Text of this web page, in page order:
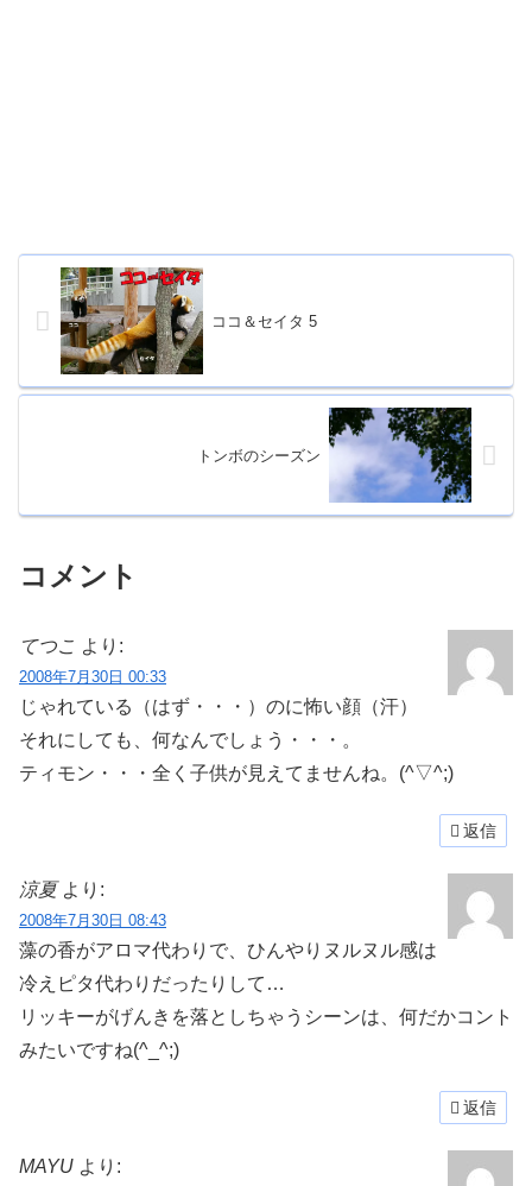
ココ＆セイタ 5
トンボのシーズン
コメント
てつこ より:
2008年7月30日 00:33
じゃれている（はず・・・）のに怖い顔（汗）
それにしても、何なんでしょう・・・。
ティモン・・・全く子供が見えてませんね。(^▽^;)
返信
涼夏 より:
2008年7月30日 08:43
藻の香がアロマ代わりで、ひんやりヌルヌル感は
冷えピタ代わりだったりして…
リッキーがげんきを落としちゃうシーンは、何だかコント
みたいですね(^_^;)
返信
MAYU より: